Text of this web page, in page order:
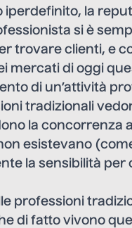
iperdefinito, la
si è
trovare clienti, e
mercati di oggi
di un’attività
tradizionali
la concorrenza
esistevano
la sensibilità per
professioni
di fatto vivono